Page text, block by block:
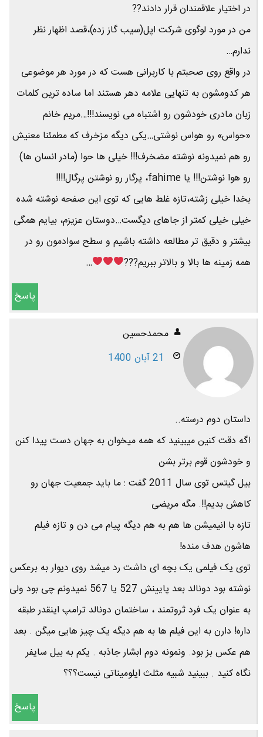
در اختیار علاقمندان قرار دادند??
من در مورد لوگوی شرکت اپل(سیب گاز زده)،قصد اظهار نظر
ندارم…
در واقع روی صحبتم با کاربرانی هست که در مورد هر موضوعی
هر کدومشون به تنهایی علامه دهر هستند اما ساده ترین کلمات
زبان مادری خودشون رو اشتباه می نویسند!!!…مریم خانم
«حواس» رو هواس نوشتی…یکی دیگه مزخرف که مطمئنا معنیش
رو هم نمیدونه نوشته مضخرف!!! خیلی ها حوا (مادر انسان ها)
رو هوا نوشتن!!! یا fahime، پرگار رو نوشتن پرگال!!!!
بخدا خیلی زشته،تازه غلط هایی که توی این صفحه نوشته شده
خیلی خیلی کمتر از جاهای دیگست…دوستان عزیزم، بیایم همگی
بیشتر و دقیق تر مطالعه داشته باشیم و سطح سوادمون رو در
همه زمینه ها بالا و بالاتر ببریم???
…
پاسخ
محمدحسین
21 آبان 1400
داستان دوم درسته..
اگه دقت کنین میبینید که همه میخوان به جهان دست پیدا کنن
و خودشون قوم برتر بشن
بیل گیتس توی سال 2011 گفت : ما باید جمعیت جهان رو
کاهش بدیم!!. مگه مریضی
تازه با انیمیشن ها هم به هم دیگه پیام می دن و تازه فیلم
هاشون هدف منده!
توی یک فیلمی یک بچه ای داشت رد میشد روی دیوار به برعکس
نوشته بود دونالد بعد پایینش 527 یا 567 نمیدونم چی بود ولی
به عنوان یک فرد ثروتمند ، ساختمان دونالد ترامپ اینقدر طبقه
داره! دارن به این فیلم ها به هم دیگه یک چیز هایی میگن . بعد
هم عکس بز بود. ونمونه دوم ابشار جاذبه . یکم به بیل سایفر
نگاه کنید . ببینید شبیه مثلث ایلومیناتی نیست؟؟؟
پاسخ